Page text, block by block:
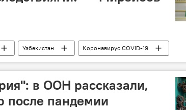
Узбекистан
Коронавирус COVID-19
в ООН рассказали,
после пандемии